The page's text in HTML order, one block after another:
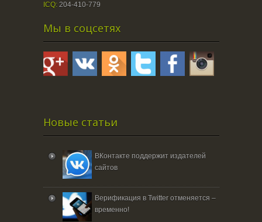
ICQ:204-410-779
Мы в соцсетях
Новые статьи
ВКонтакте поддержит издателей
сайтов
Верификация в Twitter отменяется –
временно!